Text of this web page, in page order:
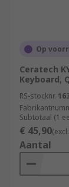
Op
Ceratech
Keyboard,
RS-stocknr.
Subtotaal (1
€ 45,90
Aantal